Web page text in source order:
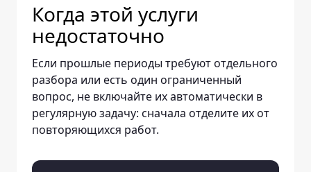
Когда этой услуги
недостаточно
Если прошлые периоды требуют отдельного
разбора или есть один ограниченный
вопрос, не включайте их автоматически в
регулярную задачу: сначала отделите их от
повторяющихся работ.